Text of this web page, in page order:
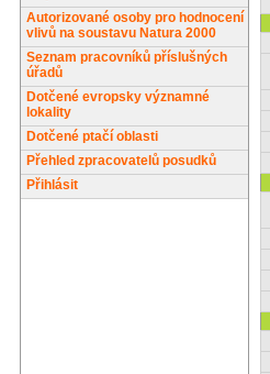
Autorizované osoby pro hodnocení
vlivů na soustavu Natura 2000
Seznam pracovníků příslušných
úřadů
Dotčené evropsky významné
lokality
Dotčené ptačí oblasti
Přehled zpracovatelů posudků
Přihlásit